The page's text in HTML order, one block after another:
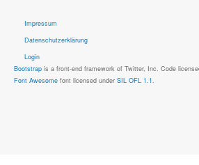
Impressum
Datenschutzerklärung
Login
Bootstrap is a front-end framework of Twitter, Inc. Code
Font Awesome font licensed under SIL OFL 1.1.